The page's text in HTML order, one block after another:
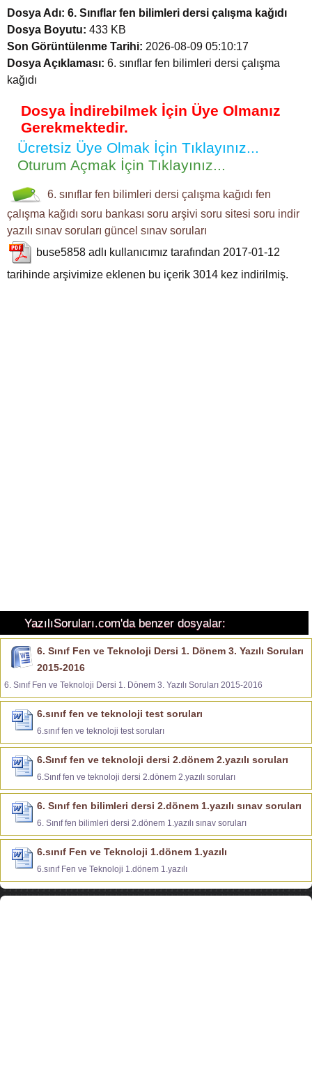
Dosya Adı: 6. Sınıflar fen bilimleri dersi çalışma kağıdı
Dosya Boyutu: 433 KB
Son Görüntülenme Tarihi: 2026-08-09 05:10:17
Dosya Açıklaması: 6. sınıflar fen bilimleri dersi çalışma
kağıdı
Dosya İndirebilmek İçin Üye Olmanız
Gerekmektedir.
Ücretsiz Üye Olmak İçin Tıklayınız...
Oturum Açmak İçin Tıklayınız...
6. sınıflar fen bilimleri dersi çalışma kağıdı fen
çalışma kağıdı soru bankası soru arşivi soru sitesi soru indir
yazılı sınav soruları güncel sınav soruları
buse5858 adlı kullanıcımız tarafından 2017-01-12
tarihinde arşivimize eklenen bu içerik 3014 kez indirilmiş.
YazılıSoruları.com'da benzer dosyalar:
6. Sınıf Fen ve Teknoloji Dersi 1. Dönem 3. Yazılı Soruları
2015-2016
6. Sınıf Fen ve Teknoloji Dersi 1. Dönem 3. Yazılı Soruları 2015-2016
6.sınıf fen ve teknoloji test soruları
6.sınıf fen ve teknoloji test soruları
6.Sınıf fen ve teknoloji dersi 2.dönem 2.yazılı soruları
6.Sınıf fen ve teknoloji dersi 2.dönem 2.yazılı soruları
6. Sınıf fen bilimleri dersi 2.dönem 1.yazılı sınav soruları
6. Sınıf fen bilimleri dersi 2.dönem 1.yazılı sınav soruları
6.sınıf Fen ve Teknoloji 1.dönem 1.yazılı
6.sınıf Fen ve Teknoloji 1.dönem 1.yazılı